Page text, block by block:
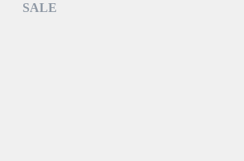
SALE